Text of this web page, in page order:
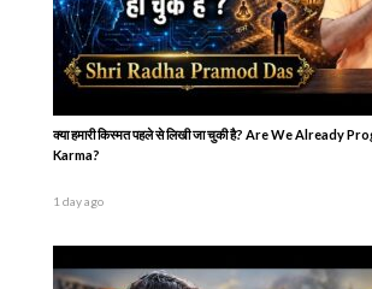
क्या हमारी किस्मत पहले से लिखी जा चुकी है? Are We Already
Karma?
1 day ago